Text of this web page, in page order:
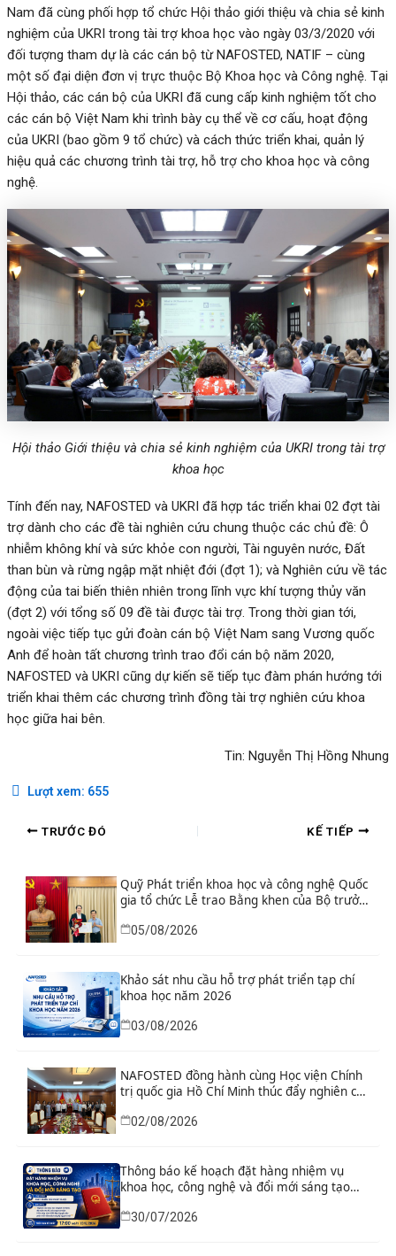
Nam đã cùng phối hợp tổ chức Hội thảo giới thiệu và chia sẻ kinh
nghiệm của UKRI trong tài trợ khoa học vào ngày 03/3/2020 với
đối tượng tham dự là các cán bộ từ NAFOSTED, NATIF – cùng
một số đại diện đơn vị trực thuộc Bộ Khoa học và Công nghệ. Tại
Hội thảo, các cán bộ của UKRI đã cung cấp kinh nghiệm tốt cho
các cán bộ Việt Nam khi trình bày cụ thể về cơ cấu, hoạt động
của UKRI (bao gồm 9 tổ chức) và cách thức triển khai, quản lý
hiệu quả các chương trình tài trợ, hỗ trợ cho khoa học và công
nghệ.
Hội thảo Giới thiệu và chia sẻ kinh nghiệm của UKRI trong tài trợ
khoa học
Tính đến nay, NAFOSTED và UKRI đã hợp tác triển khai 02 đợt tài
trợ dành cho các đề tài nghiên cứu chung thuộc các chủ đề: Ô
nhiễm không khí và sức khỏe con người, Tài nguyên nước, Đất
than bùn và rừng ngập mặt nhiệt đới (đợt 1); và Nghiên cứu về tác
động của tai biến thiên nhiên trong lĩnh vực khí tượng thủy văn
(đợt 2) với tổng số 09 đề tài được tài trợ. Trong thời gian tới,
ngoài việc tiếp tục gửi đoàn cán bộ Việt Nam sang Vương quốc
Anh để hoàn tất chương trình trao đổi cán bộ năm 2020,
NAFOSTED và UKRI cũng dự kiến sẽ tiếp tục đàm phán hướng tới
triển khai thêm các chương trình đồng tài trợ nghiên cứu khoa
học giữa hai bên.
Tin: Nguyễn Thị Hồng Nhung
Lượt xem: 655
TRƯỚC ĐÓ KẾ TIẾP
Quỹ Phát triển khoa học và công nghệ Quốc
gia tổ chức Lễ trao Bằng khen của Bộ trưởng
nhân có thành tích xuất sắc
05/08/2026
Khảo sát nhu cầu hỗ trợ phát triển tạp chí
khoa học năm 2026
03/08/2026
NAFOSTED đồng hành cùng Học viện Chính
trị quốc gia Hồ Chí Minh thúc đẩy nghiên cứu
02/08/2026
Thông báo kế hoạch đặt hàng nhiệm vụ
khoa học, công nghệ và đổi mới sáng tạo
“Nghiên cứu khoa học tổng kết thi hành, đề
xuất sửa đổi, bổ sung toàn diện Hiến pháp
30/07/2026